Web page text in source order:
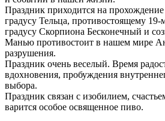
Праздник приходится на
градусу Тельца, противостоящему
градусу Скорпиона Бесконечный и
Манью противостоит в нашем мире
разрушения.
Праздник очень веселый. Время
вдохновения, пробуждения
выбора.
Праздник связан с изобилием,
варится особое освященное пиво.